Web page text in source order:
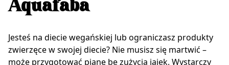
Aquafaba
Jesteś na diecie wegańskiej lub ograniczasz produkty
zwierzęce w swojej diecie? Nie musisz się martwić –
może przygotować pianę be zużycia jajek. Wystarczy